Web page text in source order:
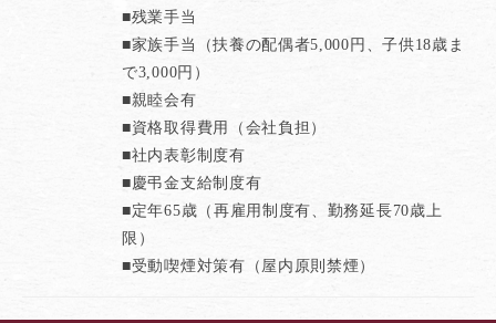
■残業手当
■家族手当（扶養の配偶者5,000円、子供18歳ま
で3,000円）
■親睦会有
■資格取得費用（会社負担）
■社内表彰制度有
■慶弔金支給制度有
■定年65歳（再雇用制度有、勤務延長70歳上
限）
■受動喫煙対策有（屋内原則禁煙）